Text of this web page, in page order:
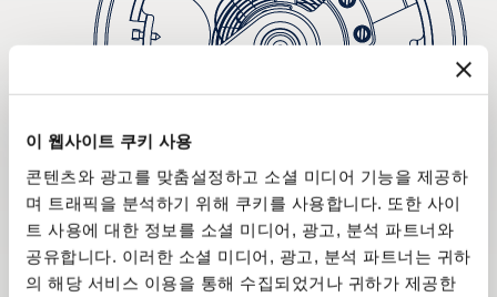
이 웹사이트 쿠키 사용
콘텐츠와 광고를 맞춤설정하고 소셜 미디어 기능을 제공하
며 트래픽을 분석하기 위해 쿠키를 사용합니다. 또한 사이
트 사용에 대한 정보를 소셜 미디어, 광고, 분석 파트너와
공유합니다. 이러한 소셜 미디어, 광고, 분석 파트너는 귀하
의 해당 서비스 이용을 통해 수집되었거나 귀하가 제공한